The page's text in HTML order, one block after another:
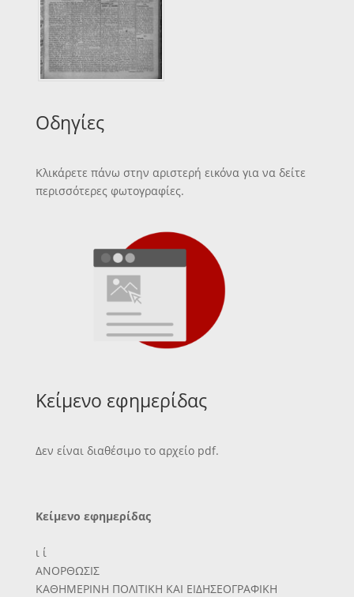
Οδηγίες
Κλικάρετε πάνω στην αριστερή εικόνα για να δείτε
περισσότερες φωτογραφίες.
Κείμενο εφημερίδας
Δεν είναι διαθέσιμο το αρχείο pdf.
Κείμενο εφημερίδας
ι ί
ΑΝΟΡΘΩΣΙΣ
ΚΑΘΗΜΕΡΙΝΗ ΠΟΛΙΤΙΚΗ ΚΑΙ ΕΙΔΗΣΕΟΓΡΑΦΙΚΗ